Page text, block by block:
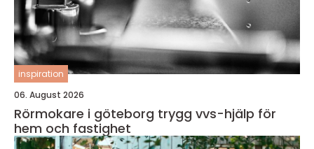
inspiration
06. August 2026
Rörmokare i göteborg trygg vvs-hjälp för
hem och fastighet